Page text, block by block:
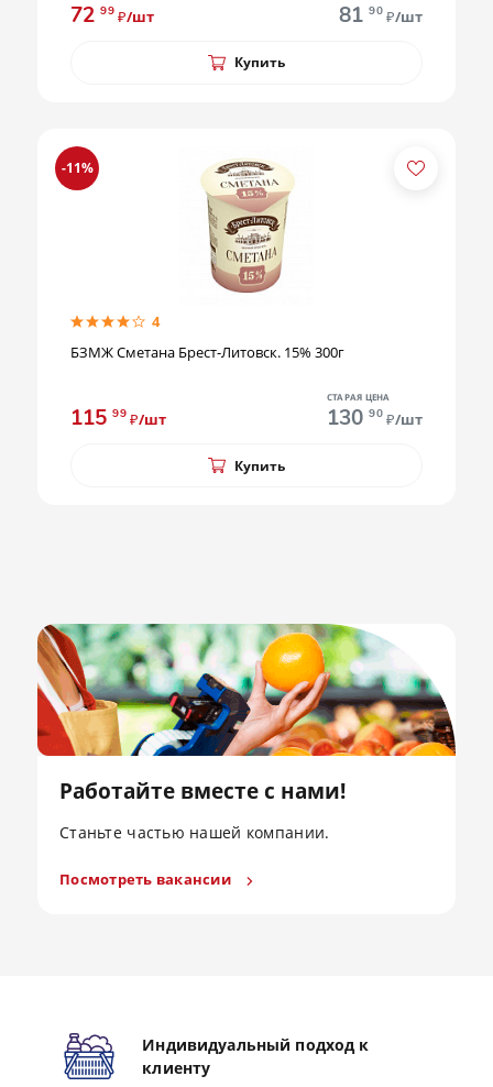
72 99 ₽/шт 81 90 ₽/шт
Купить
-11%
4
БЗМЖ Сметана Брест-Литовск. 15% 300г
115 99 ₽/шт
СТАРАЯ ЦЕНА
130 90 ₽/шт
Купить
Работайте вместе с нами!
Станьте частью нашей компании.
Посмотреть вакансии
Индивидуальный подход к
клиенту